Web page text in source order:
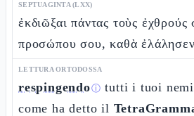
SEPTUAGINTA (LXX)
ἐκδιῶξαι πάντας τοὺς
προσώπου σου, καθὰ
LETTURA ORTODOSSA
respingendoⓘ tutti i tuoi
come ha detto il